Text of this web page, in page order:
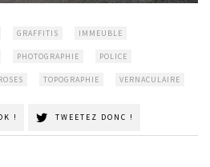
GRAFFITIS IMMEUBLE
PHOTOGRAPHIE POLICE
TOPOGRAPHIE VERNACULAIRE
! TWEETEZ DONC !